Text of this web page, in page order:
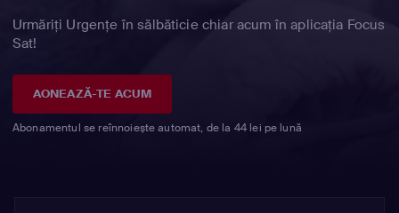
Urmăriți Urgențe în sălbăticie chiar acum în aplicația Focus
Sat!
AONEAZĂ-TE ACUM
Abonamentul se reînnoiește automat, de la 44 lei pe lună